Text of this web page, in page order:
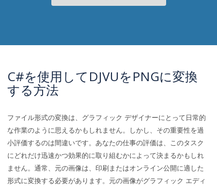
C#を使用してDJVUをPNGに変換
する方法
ファイル形式の変換は、グラフィック デザイナーにとって日常的
な作業のように思えるかもしれません。しかし、その重要性を過
小評価するのは間違いです。あなたの仕事の評価は、このタスク
にどれだけ迅速かつ効果的に取り組むかによって決まるかもしれ
ません。通常、元の画像は、印刷またはオンライン公開に適した
形式に変換する必要があります。元の画像がグラフィック エディ